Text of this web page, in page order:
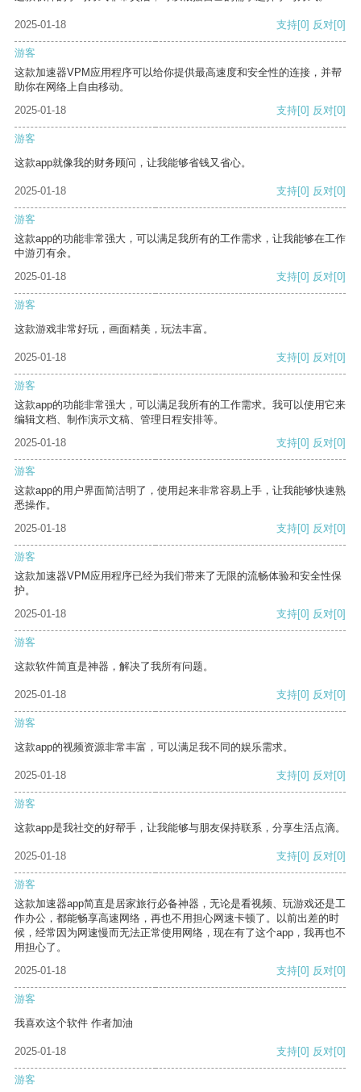
2025-01-18 支持[0] 反对[0]
游客
这款加速器VPM应用程序可以给你提供最高速度和安全性的连接，并帮
助你在网络上自由移动。
2025-01-18
支持[0] 反对[0]
游客
这款app就像我的财务顾问，让我能够省钱又省心。
2025-01-18 支持[0] 反对[0]
游客
这款app的功能非常强大，可以满足我所有的工作需求，让我能够在工作
中游刃有余。
2025-01-18
支持[0] 反对[0]
游客
这款游戏非常好玩，画面精美，玩法丰富。
2025-01-18 支持[0] 反对[0]
游客
这款app的功能非常强大，可以满足我所有的工作需求。我可以使用它来
编辑文档、制作演示文稿、管理日程安排等。
2025-01-18
支持[0] 反对[0]
游客
这款app的用户界面简洁明了，使用起来非常容易上手，让我能够快速熟
悉操作。
2025-01-18
支持[0] 反对[0]
游客
这款加速器VPM应用程序已经为我们带来了无限的流畅体验和安全性保
护。
2025-01-18
支持[0] 反对[0]
游客
这款软件简直是神器，解决了我所有问题。
2025-01-18 支持[0] 反对[0]
游客
这款app的视频资源非常丰富，可以满足我不同的娱乐需求。
2025-01-18 支持[0] 反对[0]
游客
这款app是我社交的好帮手，让我能够与朋友保持联系，分享生活点滴。
2025-01-18 支持[0] 反对[0]
游客
这款加速器app简直是居家旅行必备神器，无论是看视频、玩游戏还是工
作办公，都能畅享高速网络，再也不用担心网速卡顿了。以前出差的时
候，经常因为网速慢而无法正常使用网络，现在有了这个app，我再也不
用担心了。
2025-01-18
支持[0] 反对[0]
游客
我喜欢这个软件 作者加油
2025-01-18 支持[0] 反对[0]
游客